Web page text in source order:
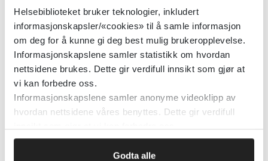
Helsebiblioteket bruker teknologier, inkludert
informasjonskapsler/«cookies» til å samle informasjon
om deg for å kunne gi deg best mulig brukeropplevelse.
Informasjonskapslene samler statistikk om hvordan
nettsidene brukes. Dette gir verdifull innsikt som gjør at
vi kan forbedre oss.
Informasjonskapslene samler anonyme videoklipp av
hvordan nettsidene våres benyttes. Dette gir verdifull
Godta alle
World Endometriosis Society 2016
Detaljer
World Confederation for Physical
Therapy